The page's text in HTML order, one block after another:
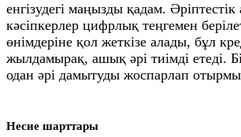
енгізудегі маңызды қадам. Әріптестік
кәсіпкерлер цифрлық теңгемен
өнімдеріне қол жеткізе алады, бұл
жылдамырақ, ашық әрі тиімді етеді.
одан әрі дамытуды жоспарлап
Несие шарттары